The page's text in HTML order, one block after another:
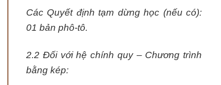
Các Quyết định tạm dừng học (nếu có):
01 bản phô-tô.
2.2 Đối với hệ chính quy – Chương trình
bằng kép: